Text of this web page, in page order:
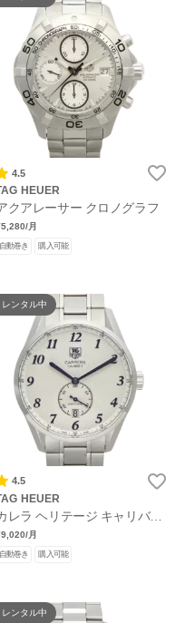
4.5
HEUER
クアレーサー クロノグラフ
/月
自動巻き 購入可能
レンタル中
4.5
HEUER
レラ ヘリテージ キャリバー
/月
自動巻き 購入可能
レンタル中